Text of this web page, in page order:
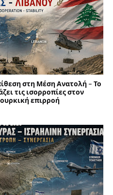
στη Μέση Ανατολή – Το
τις ισορροπίες στον
επιρροή